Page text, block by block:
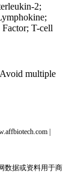
2;
T-cell
multiple
|
数据或资料用于商